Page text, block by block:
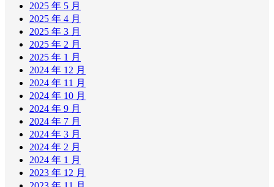
2025 年 5 月
2025 年 4 月
2025 年 3 月
2025 年 2 月
2025 年 1 月
2024 年 12 月
2024 年 11 月
2024 年 10 月
2024 年 9 月
2024 年 7 月
2024 年 3 月
2024 年 2 月
2024 年 1 月
2023 年 12 月